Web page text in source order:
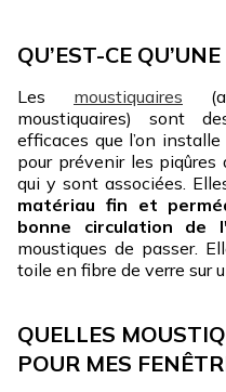
QU’EST-CE
Les moustiquaires
moustiquaires) sont
efficaces que l’on
pour prévenir les piqûres
qui y sont associées.
matériau fin et
bonne circulation de
moustiques de passer.
toile en fibre de verre sur
QUELLES
POUR MES